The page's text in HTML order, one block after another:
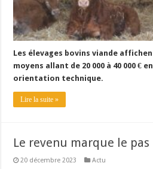
Les élevages bovins viande
moyens allant de 20 000 à 40 000 €
orientation technique.
Lire la suite »
Le revenu marque le pas
20 décembre 2023 Actu